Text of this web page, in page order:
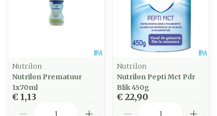
Nutrilon
Nutrilon Prematuur
1x70ml
€ 1,13
Nutrilon
Nutrilon Pepti Mct Pdr
Blik 450g
€ 22,90